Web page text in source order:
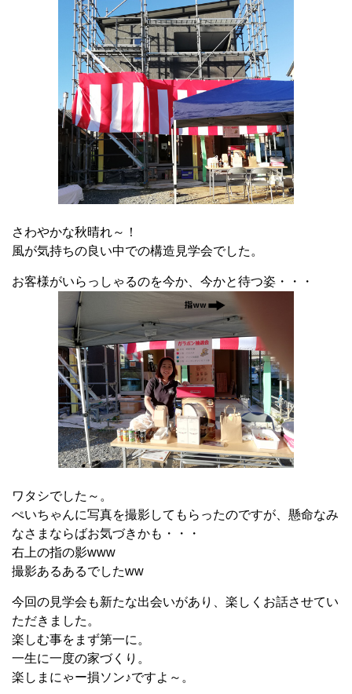
さわやかな秋晴れ～！
風が気持ちの良い中での構造見学会でした。
お客様がいらっしゃるのを今か、今かと待つ姿・・・
ワタシでした～。
ぺいちゃんに写真を撮影してもらったのですが、懸命なみ
なさまならばお気づきかも・・・
右上の指の影www
撮影あるあるでしたww
今回の見学会も新たな出会いがあり、楽しくお話させてい
ただきました。
楽しむ事をまず第一に。
一生に一度の家づくり。
楽しまにゃー損ソン♪ですよ～。